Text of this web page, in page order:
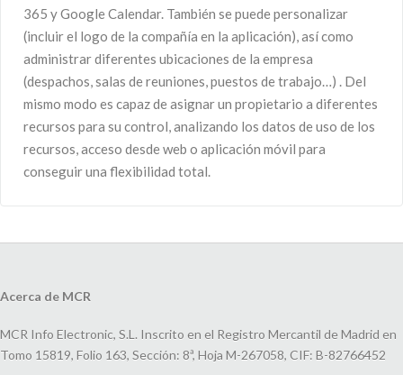
365 y Google Calendar. También se puede personalizar
(incluir el logo de la compañía en la aplicación), así como
administrar diferentes ubicaciones de la empresa
(despachos, salas de reuniones, puestos de trabajo…) . Del
mismo modo es capaz de asignar un propietario a diferentes
recursos para su control, analizando los datos de uso de los
recursos, acceso desde web o aplicación móvil para
conseguir una flexibilidad total.
Acerca de MCR
MCR Info Electronic, S.L. Inscrito en el Registro Mercantil de Madrid en
Tomo 15819, Folio 163, Sección: 8ª, Hoja M-267058, CIF: B-82766452